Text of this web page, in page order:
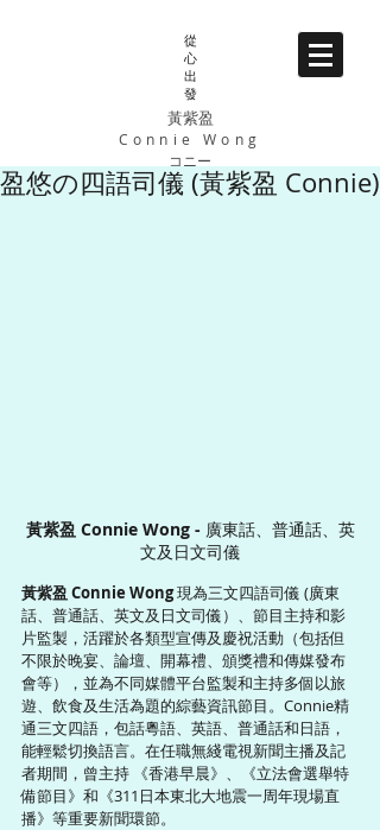
從
心
出
發
黃紫盈
Connie Wong
コニー
盈悠の四語司儀 (黃紫盈 Connie)
黃紫盈 Connie Wong - 廣東話、普通話、英
文及日文司儀
黃紫盈 Connie Wong 現為三文四語司儀 (廣東
話、普通話、英文及日文司儀）、節目主持和影
片監製，活躍於各類型宣傳及慶祝活動（包括但
不限於晚宴、論壇、開幕禮、頒獎禮和傳媒發布
會等），並為不同媒體平台監製和主持多個以旅
遊、飲食及生活為題的綜藝資訊節目。Connie精
通三文四語，包話粵語、英語、普通話和日語，
能輕鬆切換語言。在任職無綫電視新聞主播及記
者期間，曾主持 《香港早晨》、《立法會選舉特
備節目》和《311日本東北大地震一周年現場直
播》等重要新聞環節。